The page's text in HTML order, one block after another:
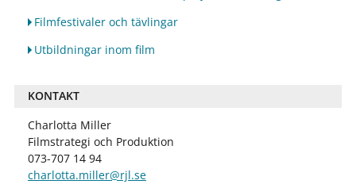
Filmfestivaler och tävlingar
Utbildningar inom film
KONTAKT
Charlotta Miller
Filmstrategi och Produktion
073-707 14 94
charlotta.miller@rjl.se